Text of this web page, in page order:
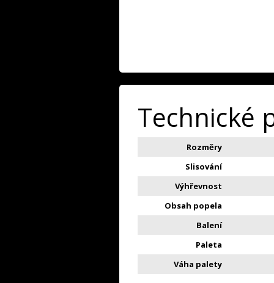
Technické
Rozměry
Slisování
Výhřevnost
Obsah popela
Balení
Paleta
Váha palety